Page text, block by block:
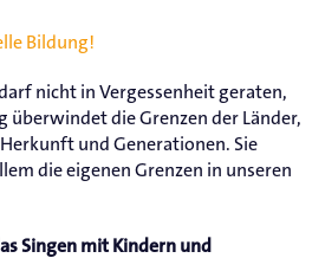
Bildung!
nicht in Vergessenheit geraten,
überwindet die Grenzen der Länder,
und Generationen. Sie
die eigenen Grenzen in unseren
Singen mit Kindern und